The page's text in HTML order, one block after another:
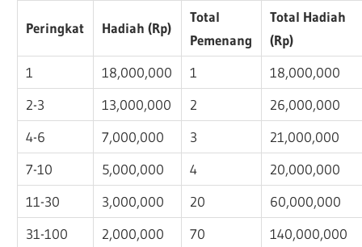
Peringkat Hadiah (Rp)
Total
Pemenang
Total Hadiah
(Rp)
1
18,000,000 1
18,000,000
2-3
13,000,000 2
26,000,000
4-6
7,000,000 3
21,000,000
7-10
5,000,000 4
20,000,000
11-30
3,000,000 20
60,000,000
31-100
2,000,000 70
140,000,000